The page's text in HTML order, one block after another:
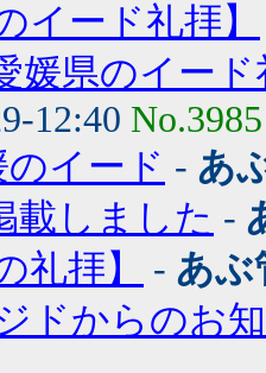
イード礼拝】
媛県のイー
12:40 No.3985
のイード - あ
載しました -
礼拝】
- あぶ
ドからのお